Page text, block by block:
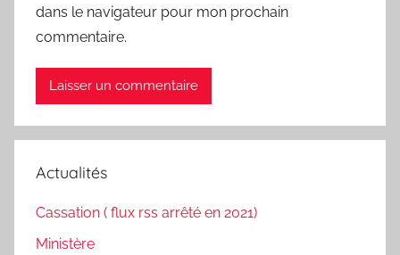
dans le navigateur pour mon prochain
commentaire.
Actualités
Cassation ( flux rss arrêté en 2021)
Ministère